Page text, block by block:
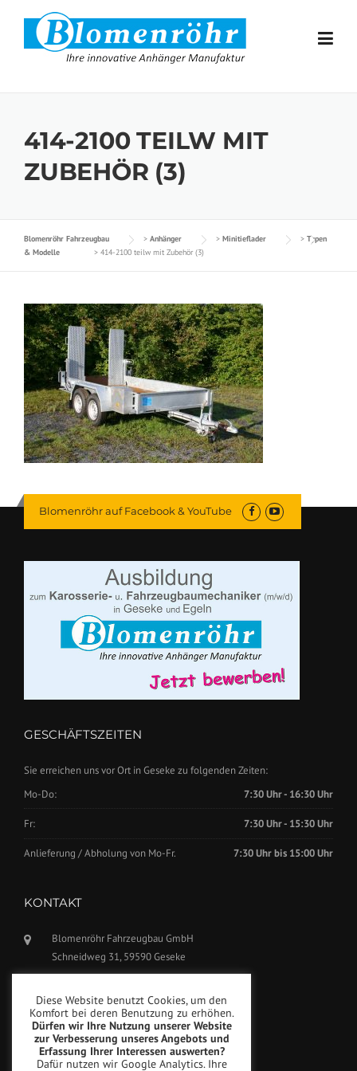
Skip to content
414-2100 TEILW MIT
ZUBEHÖR (3)
Blomenröhr Fahrzeugbau > Anhänger > Minitieflader > Typen
& Modelle
> 414-2100 teilw mit Zubehör (3)
Blomenröhr auf Facebook & YouTube
GESCHÄFTSZEITEN
Sie erreichen uns vor Ort in Geseke zu folgenden Zeiten:
Mo-Do:
7:30 Uhr - 16:30 Uhr
Fr: 7:30 Uhr - 15:30 Uhr
Anlieferung / Abholung von Mo-Fr. 7:30 Uhr bis 15:00 Uhr
KONTAKT
Blomenröhr Fahrzeugbau GmbH
Schneidweg 31, 59590 Geseke
Fax: +49(0)2942-5799777
info@blomenroehr.com
Diese Website benutzt Cookies, um den
Komfort bei deren Benutzung zu erhöhen.
Dürfen wir Ihre Nutzung unserer Website
zur Verbesserung unseres Angebots und
Erfassung Ihrer Interessen auswerten?
Dafür nutzen wir Google Analytics. Ihre